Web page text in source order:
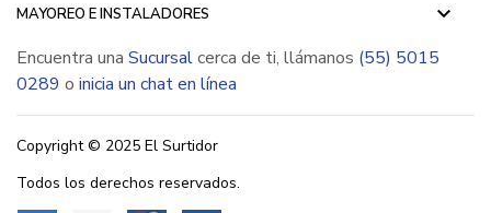
MAYOREO E INSTALADORES keyboard_arrow_down
Encuentra una Sucursalcerca de ti, llámanos (55) 5015
0289 o inicia un chat en línea
Copyright © 2025 El Surtidor
Todos los derechos reservados.